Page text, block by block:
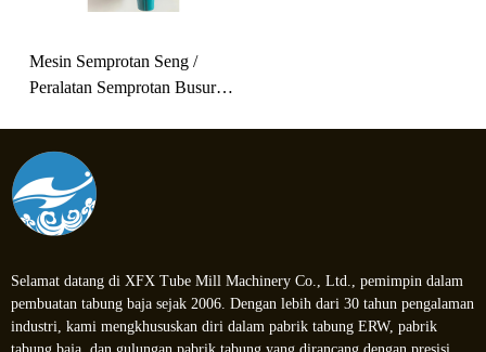
Mesin Semprotan Seng /
Peralatan Semprotan Busur
Selamat datang di XFX Tube Mill Machinery Co., Ltd., pemimpin dalam
pembuatan tabung baja sejak 2006. Dengan lebih dari 30 tahun pengalaman
industri, kami mengkhususkan diri dalam pabrik tabung ERW, pabrik